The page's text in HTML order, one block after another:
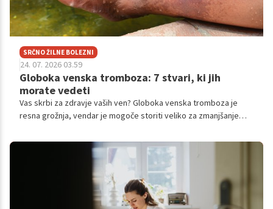
SRČNO ŽILNE BOLEZNI
24. 07. 2026 03.59
Globoka venska tromboza: 7 stvari, ki jih
morate vedeti
Vas skrbi za zdravje vaših ven? Globoka venska tromboza je
resna grožnja, vendar je mogoče storiti veliko za zmanjšanje